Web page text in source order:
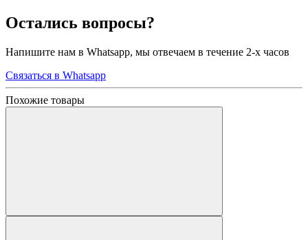
Остались вопросы?
Напишите нам в Whatsapp, мы отвечаем в течение 2-х часов
Связаться в Whatsapp
Похожие товары